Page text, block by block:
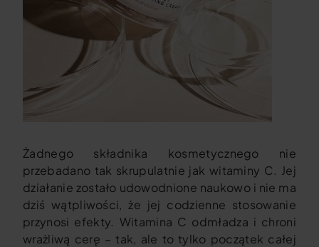
Żadnego składnika kosmetycznego nie
przebadano tak skrupulatnie jak witaminy C. Jej
działanie zostało udowodnione naukowo i nie ma
dziś wątpliwości, że jej codzienne stosowanie
przynosi efekty. Witamina C odmładza i chroni
wrażliwą cerę – tak, ale to tylko początek całej